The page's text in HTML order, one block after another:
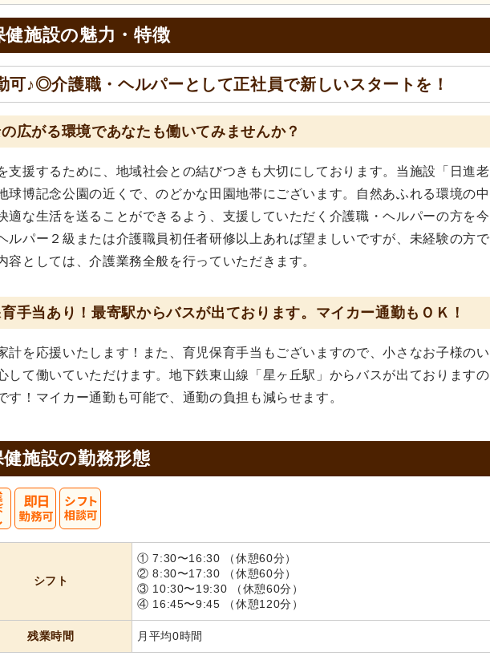
健施設の魅力・特徴
♪◎介護職・ヘルパーとして正社員で新しいスタートを！
広がる環境であなたも働いてみませんか？
支援するために、地域社会との結びつきも大切にしております。当施設「日進老
球博記念公園の近くで、のどかな田園地帯にございます。自然あふれる環境の中
適な生活を送ることができるよう、支援していただく介護職・ヘルパーの方を今
ルパー２級または介護職員初任者研修以上あれば望ましいですが、未経験の方で
容としては、介護業務全般を行っていただきます。
手当あり！最寄駅からバスが出ております。マイカー通勤もＯＫ！
計を応援いたします！また、育児保育手当もございますので、小さなお子様のい
して働いていただけます。地下鉄東山線「星ヶ丘駅」からバスが出ておりますの
す！マイカー通勤も可能で、通勤の負担も減らせます。
健施設の勤務形態
シフト
① 7:30〜16:30 （休憩60分）
② 8:30〜17:30 （休憩60分）
③ 10:30〜19:30 （休憩60分）
④ 16:45〜9:45 （休憩120分）
残業時間 月平均0時間